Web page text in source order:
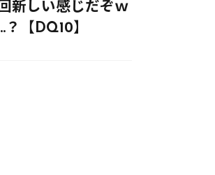
新しい感じだぞｗ
【DQ10】